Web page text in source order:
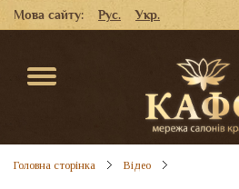
Мова сайту: Рус. Укр.
Головна сторінка Відео